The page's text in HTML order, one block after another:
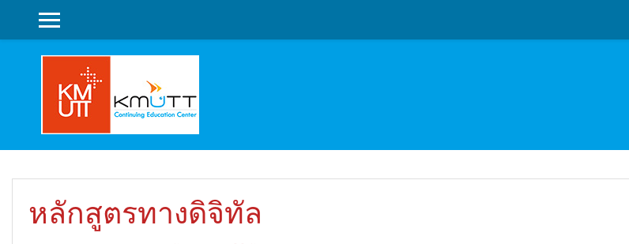
SIDE PANEL
หลักสูตรทางดิจิทัล